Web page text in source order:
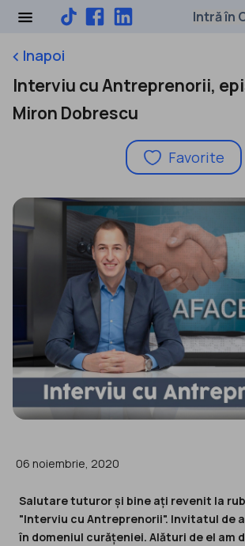
Intră în
keyboard_arrow_leftInapoi
Interviu cu Antreprenorii,
Miron Dobrescu
Favorite
06 noiembrie, 2020
Salutare tuturor și bine ați revenit la
"Interviu cu Antreprenorii". Invitatul de
în domeniul curățeniei. Alături de el am